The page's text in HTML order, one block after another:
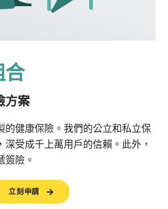
合
方案
的健康保險。我們的公立和私立保
受成千上萬用戶的信賴。此外，
簽險。
立刻申請